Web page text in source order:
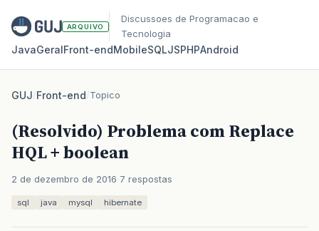
ARQUIVO
Discussoes de Programacao e
Tecnologia
JavaGeralFront‑endMobileSQLJSPHPAndroid
GUJ/Front-end/Topico
(Resolvido) Problema com Replace
HQL + boolean
2 de dezembro de 2016 7 respostas
sql java mysql hibernate